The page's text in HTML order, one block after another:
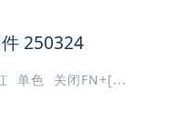
250324
单色 关闭FN+[...